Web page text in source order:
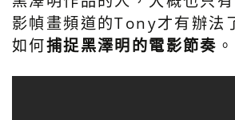
影幀畫頻道的Tony才有辦法
如何捕捉黑澤明的電影節奏 。